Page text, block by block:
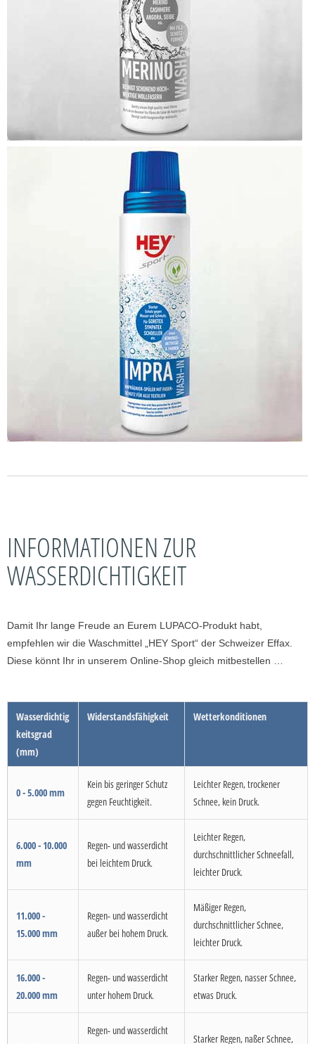
INFORMATIONEN ZUR
WASSERDICHTIGKEIT
Damit Ihr lange Freude an Eurem LUPACO-Produkt habt,
empfehlen wir die Waschmittel „HEY Sport“ der Schweizer Effax.
Diese könnt Ihr in unserem Online-Shop gleich mitbestellen …
Wasserdichtig
keitsgrad
(mm)
Widerstandsfähigkeit Wetterkonditionen
0 - 5.000 mm
Kein bis geringer Schutz
gegen Feuchtigkeit.
Leichter Regen, trockener
Schnee, kein Druck.
6.000 - 10.000
mm
Regen- und wasserdicht
bei leichtem Druck.
Leichter Regen,
durchschnittlicher Schneefall,
leichter Druck.
11.000 -
15.000 mm
Regen- und wasserdicht
außer bei hohem Druck.
Mäßiger Regen,
durchschnittlicher Schnee,
leichter Druck.
16.000 -
20.000 mm
Regen- und wasserdicht
unter hohem Druck.
Starker Regen, nasser Schnee,
etwas Druck.
Regen- und wasserdicht
Starker Regen, naßer Schnee,